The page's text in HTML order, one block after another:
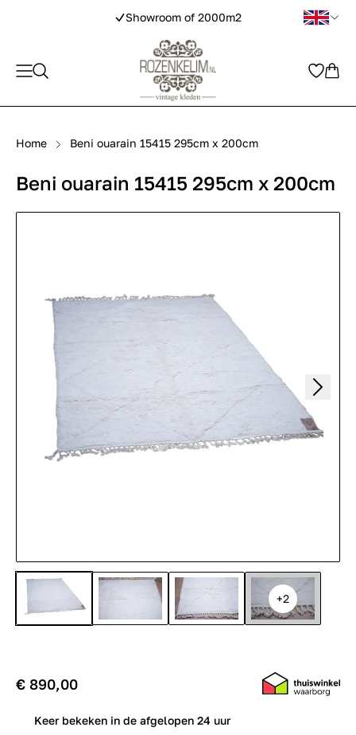
Showroom of 2000m2
Home Beni ouarain 15415 295cm x 200cm
+2
Beni ouarain 15415 295cm x 200cm
€ 890,00
Keer bekeken in de afgelopen 24 uur